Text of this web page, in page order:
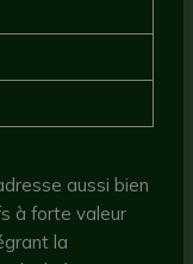
aussi bien
à forte valeur
la